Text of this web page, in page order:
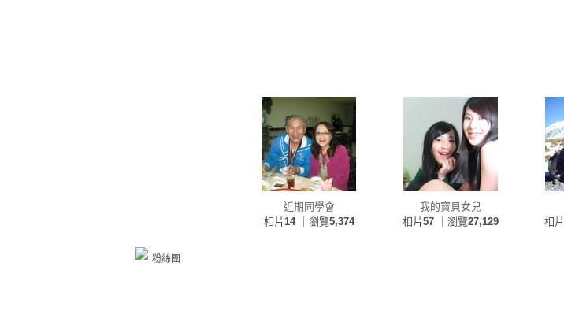
近期同學會
相片 14｜瀏覽5,374
我的寶貝女兒
相片 57 ｜瀏覽27,129
相片
粉絲團